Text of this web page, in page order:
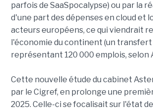
parfois de SaaSpocalypse) ou par la
d'une part des dépenses en cloud et
acteurs européens, ce qui viendrait
l'économie du continent (un transfert
représentant 120 000 emplois, selon
Cette nouvelle étude du cabinet
par le Cigref, en prolonge une
2025. Celle-ci se focalisait sur l'état